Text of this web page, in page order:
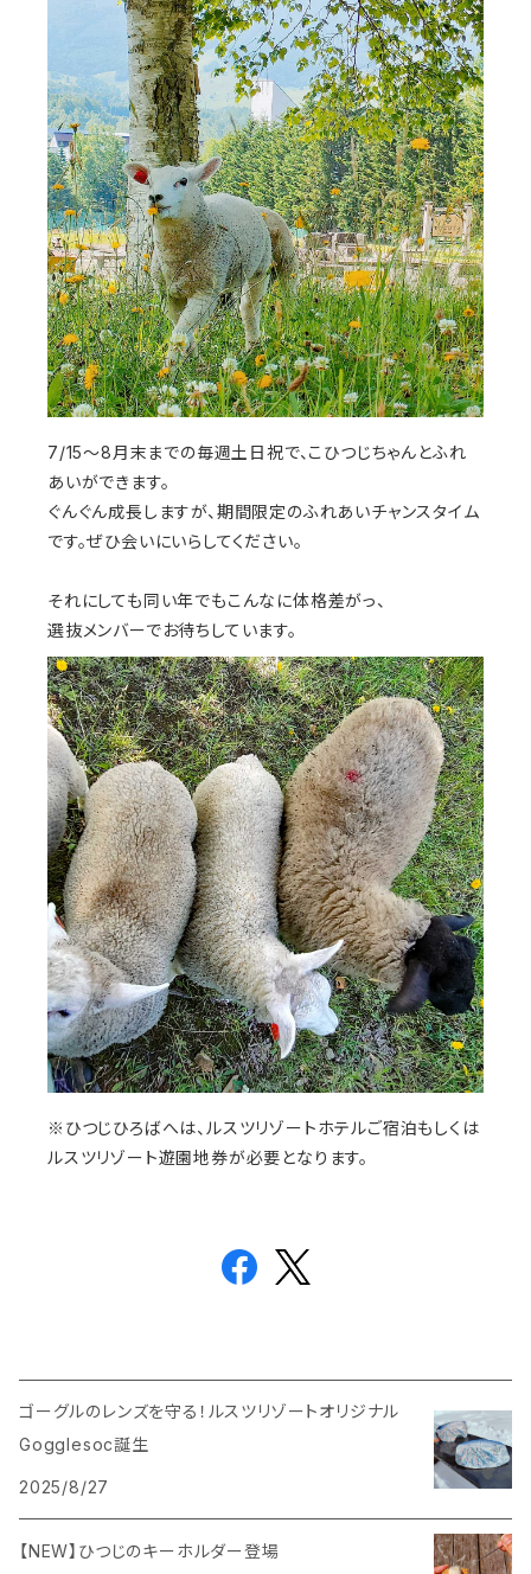
7/15～8月末までの毎週土日祝で、こひつじちゃんとふれ
あいができます。
ぐんぐん成長しますが、期間限定のふれあいチャンスタイム
です。ぜひ会いにいらしてください。
それにしても同い年でもこんなに体格差がっ、
選抜メンバーでお待ちしています。
※ひつじひろばへは、ルスツリゾートホテルご宿泊もしくは
ルスツリゾート遊園地券が必要となります。
ゴーグルのレンズを守る！ルスツリゾートオリジナル
Gogglesoc誕生
2025/8/27
【NEW】ひつじのキーホルダー登場